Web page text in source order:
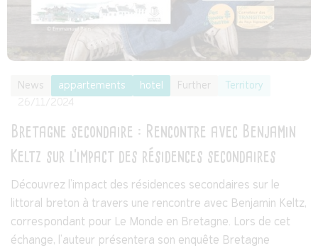
News appartements hotel Further
Territory
Bretagne secondaire : Rencontre avec Benjamin
Keltz sur l’impact des résidences secondaires
Découvrez l'impact des résidences secondaires sur le
littoral breton à travers une rencontre avec Benjamin Keltz,
correspondant pour Le Monde en Bretagne. Lors de cet
échange, l'auteur présentera son enquête Bretagne